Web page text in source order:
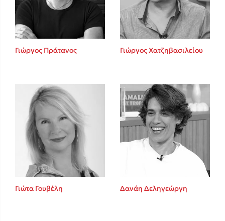
Γιώργος Πράτανος Γιώργος Χατζηβασιλείου
Γιώτα Γουβέλη Δανάη Δεληγεώργη